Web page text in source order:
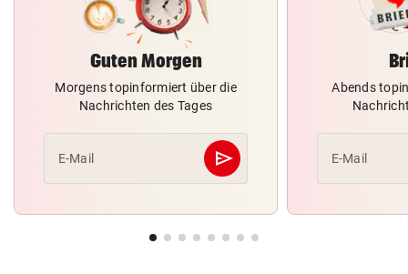
Guten Morgen
Morgens topinformiert über die
Nachrichten des Tages
E-Mail send
Abschicken
Abends
E-Mail